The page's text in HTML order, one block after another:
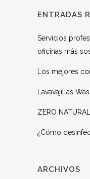
ENTRADAS
Servicios
oficinas más
Los mejores
Lavavajillas
ZERO
¿Cómo
ARCHIVOS